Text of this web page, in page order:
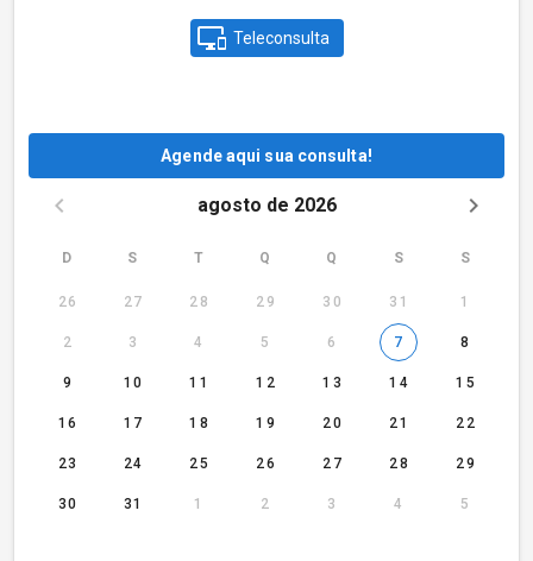
Teleconsulta
Agende aqui sua consulta!
agosto de 2026
D S T Q Q S S
26 27 28 29 30 31 1
2 3 4 5 6 7 8
9 10 11 12 13 14 15
16 17 18 19 20 21 22
23 24 25 26 27 28 29
30 31 1 2 3 4 5